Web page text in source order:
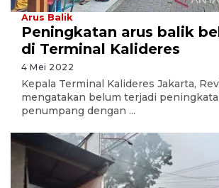
Arus Balik
Peningkatan arus balik
di Terminal Kalideres
4 Mei 2022
Kepala Terminal Kalideres Jakarta,
mengatakan belum terjadi
penumpang dengan ...